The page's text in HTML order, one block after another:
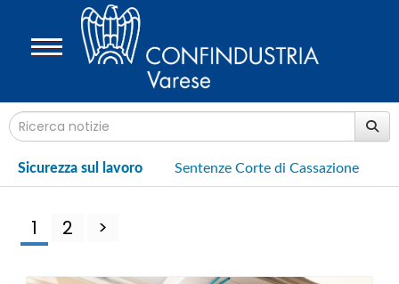
Sicurezza sul lavoro Sentenze Corte di Cassazione
1 2 >